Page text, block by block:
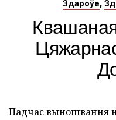
Здароўе,
Падчас выношвання